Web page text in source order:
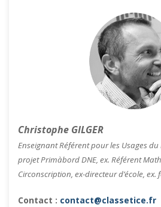
Christophe GILGER
Enseignant Référent pour les Usages
projet Primàbord DNE, ex. Référent
Circonscription, ex-directeur d’école, ex.
Contact : contact@classetice.fr